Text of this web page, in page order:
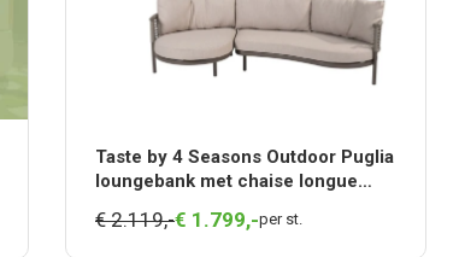
Taste by 4 Seasons Outdoor Puglia
loungebank met chaise longue
€ 2.119,-€ 1.799,-per st.